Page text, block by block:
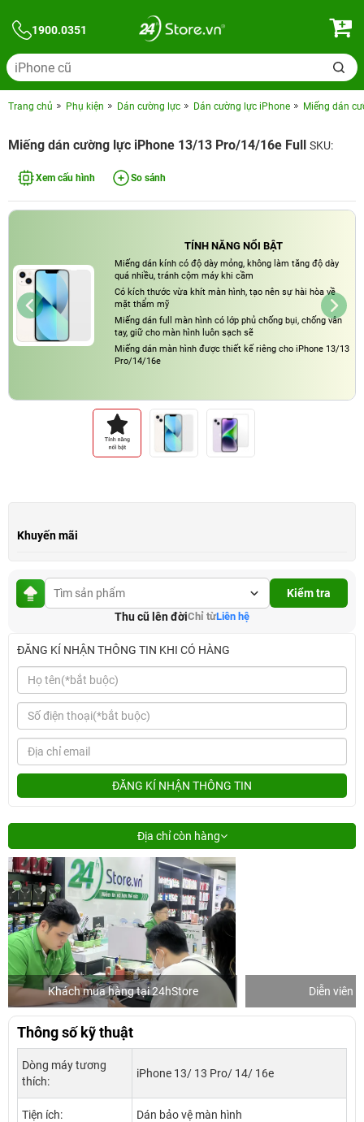
1900.0351
Trang chủ Phụ kiện Dán cường lực Dán cường lực iPhone Miếng dán
Miếng dán cường lực iPhone 13/13 Pro/14/16e Full SKU:
Xem cấu hình So sánh
TÍNH NĂNG NỔI BẬT
Miếng dán kính có độ dày mỏng, không làm tăng độ dày
quá nhiều, tránh cộm máy khi cầm
Có kích thước vừa khít màn hình, tạo nên sự hài hòa về
mặt thẩm mỹ
Miếng dán full màn hình có lớp phủ chống bụi, chống vân
tay, giữ cho màn hình luôn sạch sẽ
Miếng dán màn hình được thiết kế riêng cho iPhone 13/13
Pro/14/16e
Khuyến mãi
Kiểm tra
Thu cũ lên đờiChỉ từLiên hệ
ĐĂNG KÍ NHẬN THÔNG TIN KHI CÓ HÀNG
ĐĂNG KÍ NHẬN THÔNG TIN
Địa chỉ còn hàng
Khách mua hàng tại 24hStore Diễn viên
Thông số kỹ thuật
Dòng máy tương
thích:
iPhone 13/ 13 Pro/ 14/ 16e
Tiện ích: Dán bảo vệ màn hình